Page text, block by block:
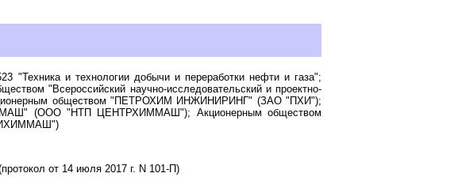
"Техника и технологии добычи и переработки нефти и газа";
"Всероссийский научно-исследовательский и проектно-
обществом "ПЕТРОХИМ ИНЖИНИРИНГ" (ЗАО "ПХИ");
(ООО "НТП ЦЕНТРХИММАШ"); Акционерным обществом
от 14 июля 2017 г. N 101-П)